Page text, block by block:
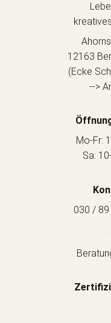
12163
(Ecke
-->
Mo-Fr:
Sa:
030 /